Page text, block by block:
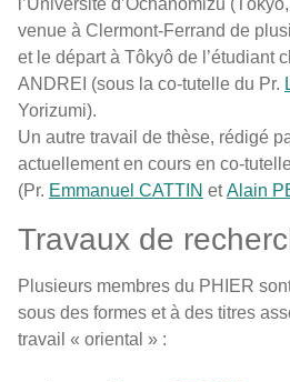
l’Université d’Ochanomizu
venue à Clermont-Ferrand de
et le départ à Tôkyô de l’étudiant
ANDREI (sous la co-tutelle du Pr.
Yorizumi).
Un autre travail de thèse, rédigé
actuellement en cours en co-
(Pr. Emmanuel CATTIN etAlain
Travaux de
Plusieurs membres du PHIER
sous des formes et à des titres
travail « oriental » :